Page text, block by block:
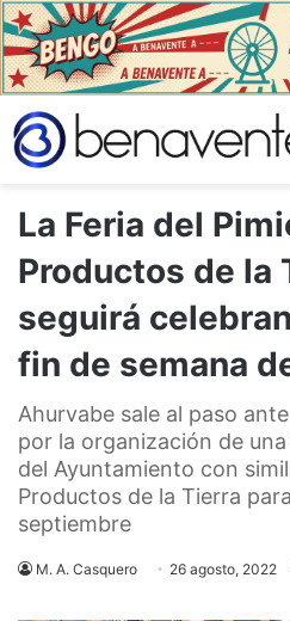
La Feria del
Productos de la
seguirá
fin de semana
Ahurvabe sale al paso
por la organización de
del Ayuntamiento con
Productos de la Tierra
septiembre
M. A. Casquero 26 agosto, 2022